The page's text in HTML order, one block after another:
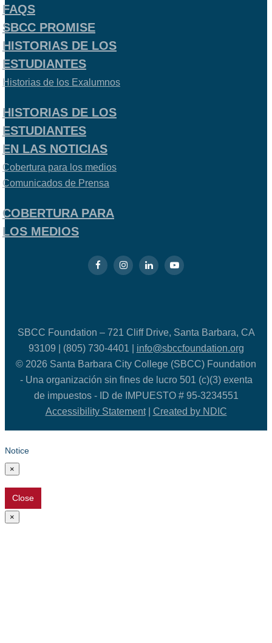
FAQS
SBCC PROMISE
HISTORIAS DE LOS
ESTUDIANTES
Historias de los Exalumnos
HISTORIAS DE LOS
ESTUDIANTES
EN LAS NOTICIAS
Cobertura para los medios
Comunicados de Prensa
COBERTURA PARA
LOS MEDIOS
SBCC Foundation – 721 Cliff Drive, Santa Barbara, CA
93109 | (805) 730-4401 | info@sbccfoundation.org
© 2026 Santa Barbara City College (SBCC) Foundation
- Una organización sin fines de lucro 501 (c)(3) exenta
de impuestos - ID de IMPUESTO # 95-3234551
Accessibility Statement| Created by NDIC
Notice
×
Close
×